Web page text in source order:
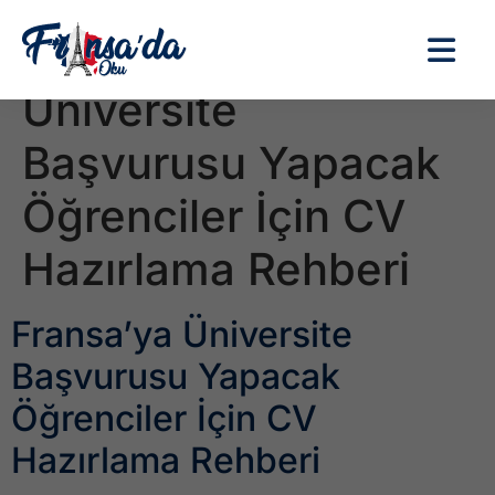
Etiket:Fransa’ya
Üniversite
Başvurusu Yapacak
Öğrenciler İçin CV
Hazırlama Rehberi
Fransa’ya Üniversite
Başvurusu Yapacak
Öğrenciler İçin CV
Hazırlama Rehberi